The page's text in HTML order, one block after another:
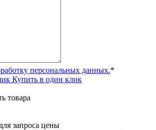
персональных данных.*
Купить в один клик
товара
запроса цены